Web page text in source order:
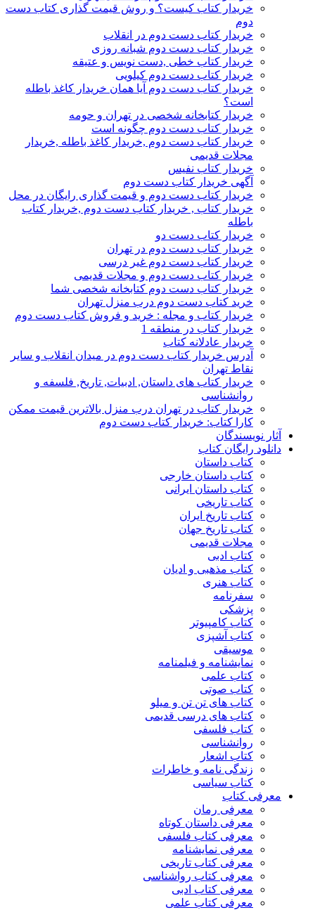
خریدار کتاب کیست؟ و روش قیمت گذاری کتاب دست
دوم
خریدار کتاب دست دوم در انقلاب
خریدار کتاب دست دوم شبانه روزی
خریدار کتاب خطی ,دست نویس و عتیقه
خریدار کتاب دست دوم کیلویی
خریدار کتاب دست دوم آیا همان خریدار کاغذ باطله
است؟
خریدار کتابخانه شخصی در تهران و حومه
خریدار کتاب دست دوم چگونه است
خریدار کتاب دست دوم ,خریدار کاغذ باطله ,خریدار
مجلات قدیمی
خریدار کتاب نفیس
آگهی خریدار کتاب دست دوم
خریدار کتاب دست دوم و قیمت گذاری رایگان در محل
خریدار کتاب , خریدار کتاب دست دوم ,خریدار کتاب
باطله
خریدار کتاب دست دو
خریدار کتاب دست دوم در تهران
خریدار کتاب دست دوم غیر درسی
خریدار کتاب دست دوم و مجلات قدیمی
خریدار کتاب دست دوم کتابخانه شخصی شما
خرید کتاب دست دوم درب منزل تهران
خریدار کتاب و مجله : خرید و فروش کتاب دست دوم
خریدار کتاب در منطقه 1
خریدار عادلانه کتاب
آدرس خریدار کتاب دست دوم در میدان انقلاب و سایر
نقاط تهران
خریدار کتاب های داستان, ادبیات, تاریخ, فلسفه و
روانشناسی
خریدار کتاب در تهران درب منزل بالاترین قیمت ممکن
کارا کتاب: خریدار کتاب دست دوم
آثار نویسندگان
دانلود رایگان کتاب
کتاب داستان
کتاب داستان خارجی
کتاب داستان ایرانی
کتاب تاریخی
کتاب تاریخ ایران
کتاب تاریخ جهان
مجلات قدیمی
کتاب ادبی
کتاب مذهبی و ادیان
کتاب هنری
سفرنامه
پزشکی
کتاب کامپیوتر
کتاب آشپزی
موسیقی
نمایشنامه و فیلمنامه
کتاب علمی
کتاب صوتی
کتاب های تن تن و میلو
کتاب های درسی قدیمی
کتاب فلسفی
روانشناسی
کتاب اشعار
زندگی نامه و خاطرات
کتاب سیاسی
معرفی کتاب
معرفی رمان
معرفی داستان کوتاه
معرفی کتاب فلسفی
معرفی نمایشنامه
معرفی کتاب تاریخی
معرفی کتاب رواشناسی
معرفی کتاب ادبی
معرفی کتاب علمی